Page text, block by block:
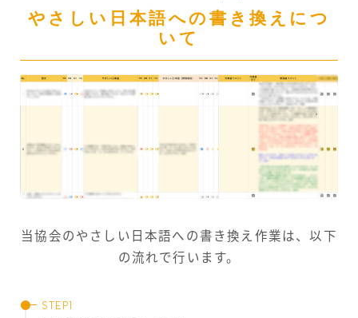
やさしい日本語への書き換えにつ
いて
当協会のやさしい日本語への書き換え作業は、以下
の流れで行います。